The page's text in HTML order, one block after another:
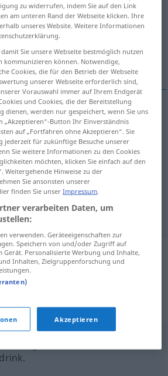
anklicken/antippen)
potion
PHARM
PHARM
aus externen Quellen
zu widerrufen, indem Sie auf den Link
am unteren Rand der Webseite klicken. Ihre
unseres Website. Weitere Informationen
Sie unsere Webseite bestmöglich nutzen
kommunizieren können. Notwendige,
Cookies, die für den Betrieb der Webseite
unserer Webseite erforderlich sind,
Vorauswahl immer auf Ihrem Endgerät
und Cookies, die der Bereitstellung
dienen, werden nur gespeichert, wenn Sie uns
„Akzeptieren“-Button Ihr Einverständnis
auf „Fortfahren ohne Akzeptieren“. Sie
jederzeit für zukünftige Besuche unserer
Sie weitere Informationen zu den Cookies
möchten, klicken Sie einfach auf den
Weitergehende Hinweise zu der
Sie ansonsten unserer
finden Sie unserImpressum.
verarbeiten Daten, um
verwenden. Geräteeigenschaften zur
Speichern von und/oder Zugriff auf
Personalisierte Werbung und Inhalte,
Inhalten, Zielgruppenforschung und
Akzeptieren